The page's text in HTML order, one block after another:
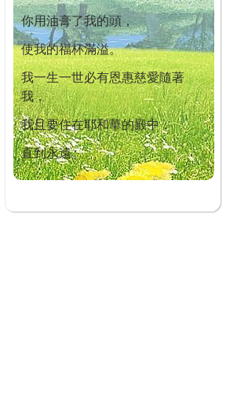
你用油膏了我的頭，
使我的福杯滿溢。
我一生一世必有恩惠慈愛隨著
我，
我且要住在耶和華的殿中，
直到永遠。